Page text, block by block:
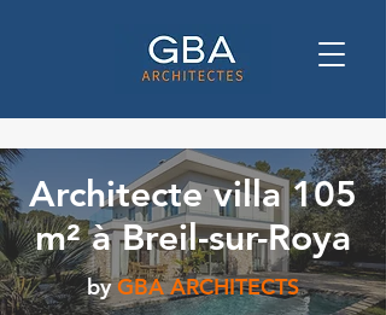
Architecte villa 105
m² à Breil-sur-Roya
by GBA ARCHITECTS